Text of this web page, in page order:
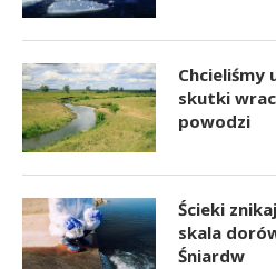
Chcieliśmy
skutki
powodzi
Ścieki
skala
Śniardw